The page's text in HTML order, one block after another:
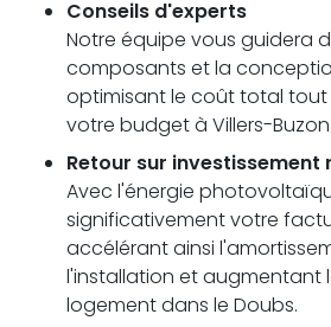
Conseils d'experts
Notre équipe vous guidera
composants et la
optimisant le coût total
votre budget à Villers-Buzon.
Retour sur investissement
Avec l'énergie
significativement votre
accélérant ainsi
l'installation et augmentant
logement dans le Doubs.